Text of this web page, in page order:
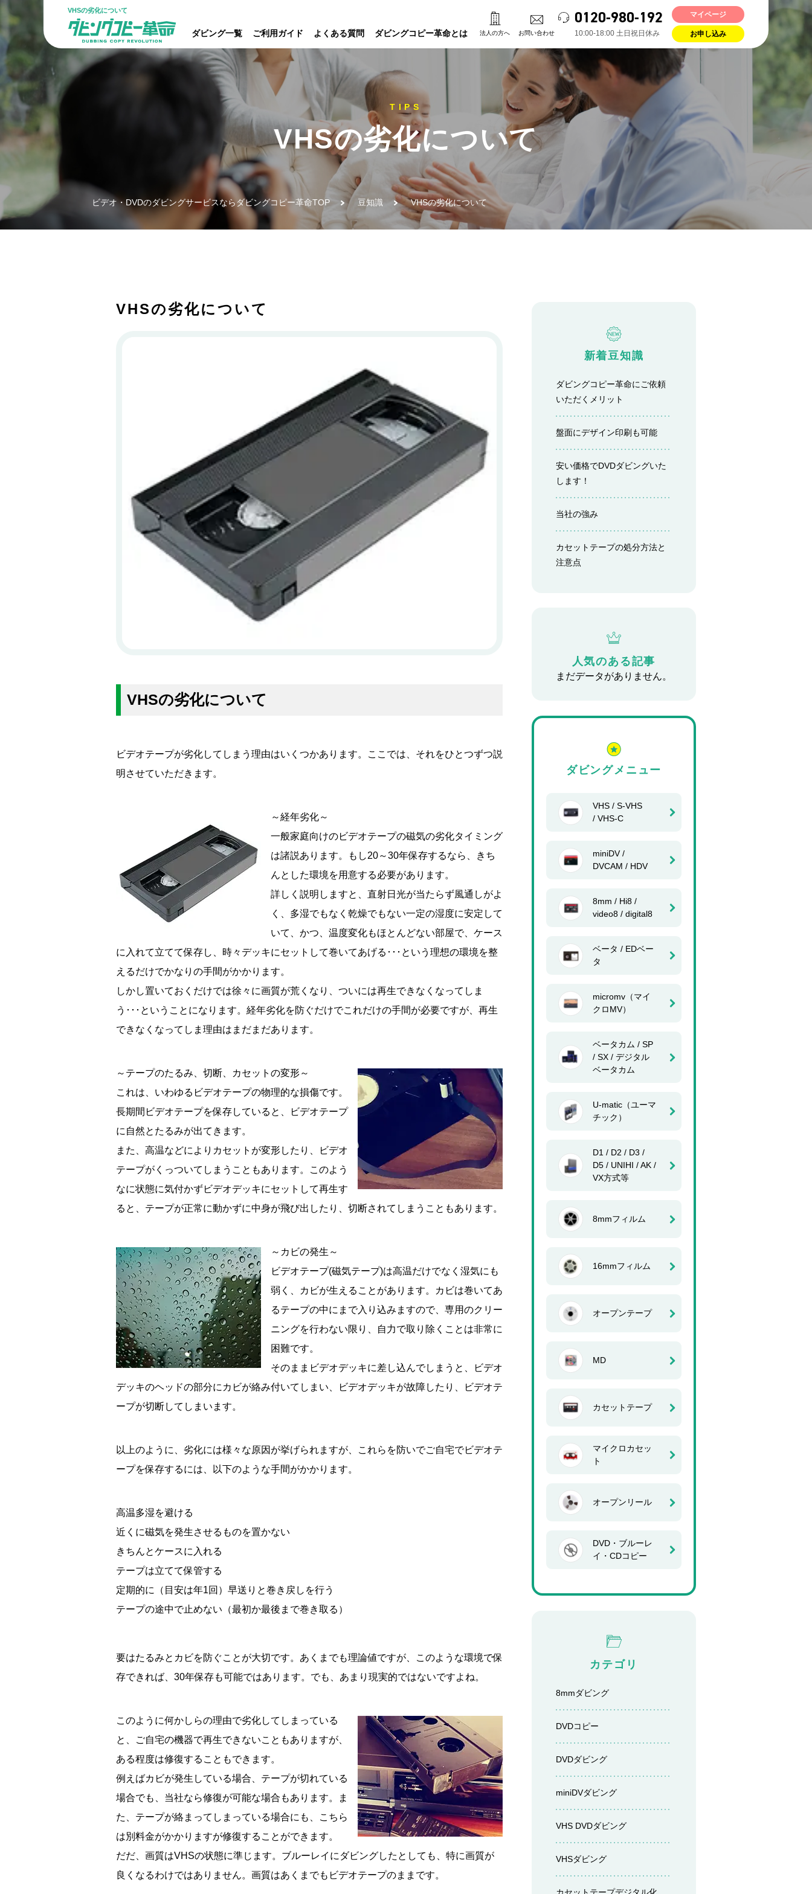
VHSの劣化について 0120-980-192
10:00-18:00 ⼟⽇祝⽇休み
マイページ
お申し込み
ダビング一覧 ご利用ガイド よくある質問 ダビングコピー革命とは 法人の方へ お問い合わせ
VHSの劣化について
ビデオ・DVDのダビングサービスならダビングコピー革命TOP 豆知識 VHSの劣化について
VHSの劣化について
VHSの劣化について
ビデオテープが劣化してしまう理由はいくつかあります。ここでは、それをひとつずつ説
明させていただきます。
～経年劣化～
一般家庭向けのビデオテープの磁気の劣化タイミング
は諸説あります。もし20～30年保存するなら、きち
んとした環境を用意する必要があります。
詳しく説明しますと、直射日光が当たらず風通しがよ
く、多湿でもなく乾燥でもない一定の湿度に安定して
いて、かつ、温度変化もほとんどない部屋で、ケース
に入れて立てて保存し、時々デッキにセットして巻いてあげる･･･という理想の環境を整
えるだけでかなりの手間がかかります。
しかし置いておくだけでは徐々に画質が荒くなり、ついには再生できなくなってしま
う･･･ということになります。経年劣化を防ぐだけでこれだけの手間が必要ですが、再生
できなくなってしま理由はまだまだあります。
～テープのたるみ、切断、カセットの変形～
これは、いわゆるビデオテープの物理的な損傷です。
長期間ビデオテープを保存していると、ビデオテープ
に自然とたるみが出てきます。
また、高温などによりカセットが変形したり、ビデオ
テープがくっついてしまうこともあります。このよう
なに状態に気付かずビデオデッキにセットして再生す
ると、テープが正常に動かずに中身が飛び出したり、切断されてしまうこともあります。
～カビの発生～
ビデオテープ(磁気テープ)は高温だけでなく湿気にも
弱く、カビが生えることがあります。カビは巻いてあ
るテープの中にまで入り込みますので、専用のクリー
ニングを行わない限り、自力で取り除くことは非常に
困難です。
そのままビデオデッキに差し込んでしまうと、ビデオ
デッキのヘッドの部分にカビが絡み付いてしまい、ビデオデッキが故障したり、ビデオテ
ープが切断してしまいます。
以上のように、劣化には様々な原因が挙げられますが、これらを防いでご自宅でビデオテ
ープを保存するには、以下のような手間がかかります。
高温多湿を避ける
近くに磁気を発生させるものを置かない
きちんとケースに入れる
テープは立てて保管する
定期的に（目安は年1回）早送りと巻き戻しを行う
テープの途中で止めない（最初か最後まで巻き取る）
要はたるみとカビを防ぐことが大切です。あくまでも理論値ですが、このような環境で保
存できれば、30年保存も可能ではあります。でも、あまり現実的ではないですよね。
このように何かしらの理由で劣化してしまっている
と、ご自宅の機器で再生できないこともありますが、
ある程度は修復することもできます。
例えばカビが発生している場合、テープが切れている
場合でも、当社なら修復が可能な場合もあります。ま
た、テープが絡まってしまっている場合にも、こちら
は別料金がかかりますが修復することができます。
だだ、画質はVHSの状態に準じます。ブルーレイにダビングしたとしても、特に画質が
良くなるわけではありません。画質はあくまでもビデオテープのままです。
新着豆知識
ダビングコピー革命にご依頼
いただくメリット
盤面にデザイン印刷も可能
安い価格でDVDダビングいた
します！
当社の強み
カセットテープの処分方法と
注意点
人気のある記事
まだデータがありません。
ダビングメニュー
VHS / S-VHS
/ VHS-C
miniDV /
DVCAM / HDV
8mm / Hi8 /
video8 / digital8
ベータ / EDベー
タ
micromv（マイ
クロMV）
ベータカム / SP
/ SX / デジタル
ベータカム
U-matic（ユーマ
チック）
D1 / D2 / D3 /
D5 / UNIHI / AK /
VX方式等
8mmフィルム
16mmフィルム
オープンテープ
MD
カセットテープ
マイクロカセッ
ト
オープンリール
DVD・ブルーレ
イ・CDコピー
カテゴリ
8mmダビング
DVDコピー
DVDダビング
miniDVダビング
VHS DVDダビング
VHSダビング